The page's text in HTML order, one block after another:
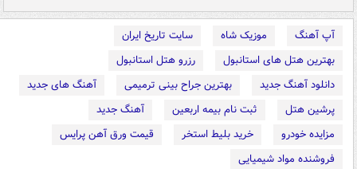
آپ آهنگ موزیک شاه
سایت تاریخ ایران
بهترین هتل های استانبول
رزرو هتل استانبول
دانلود آهنگ جدید
بهترین جراح بینی ترمیمی
آهنگ های جدید
پرشین هتل
ثبت نام بیمه اربعین
آهنگ جدید
مزایده خودرو
خرید بلیط استخر
قیمت ورق آهن پرایس
فروشنده مواد شیمیایی